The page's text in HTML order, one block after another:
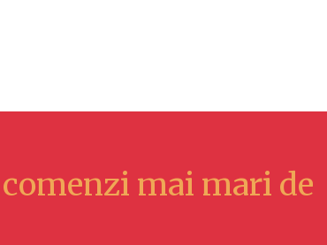
mai mari de